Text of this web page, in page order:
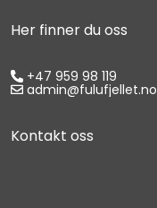
Her finner du oss
+47 959 98 119
admin@fulufjellet.no
Kontakt oss